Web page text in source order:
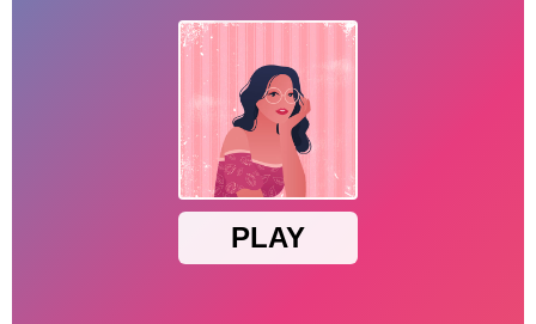
INTRECERI
MOTOCICLETE
STRATEGIE